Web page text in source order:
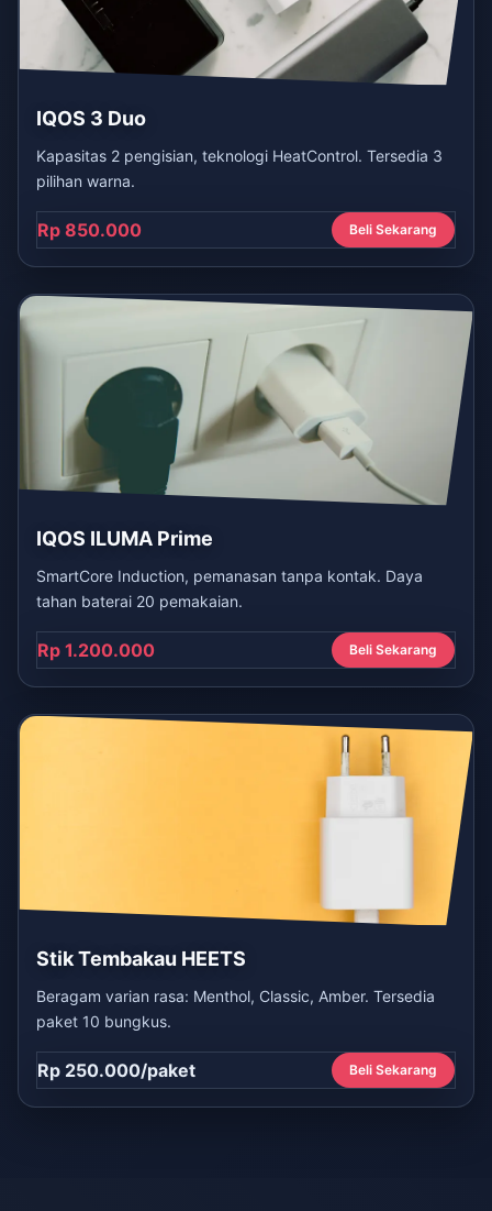
IQOS 3 Duo
Kapasitas 2 pengisian, teknologi HeatControl. Tersedia 3
pilihan warna.
Rp 850.000 Beli Sekarang
IQOS ILUMA Prime
SmartCore Induction, pemanasan tanpa kontak. Daya
tahan baterai 20 pemakaian.
Rp 1.200.000 Beli Sekarang
Stik Tembakau HEETS
Beragam varian rasa: Menthol, Classic, Amber. Tersedia
paket 10 bungkus.
Rp 250.000/paket Beli Sekarang